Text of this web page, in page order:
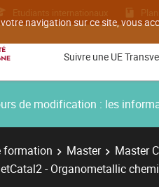
navigation sur ce site, vous
Etudiants internationaux Plan
Suivre une UE
de modification : les
formation Master Master
- Organometallic